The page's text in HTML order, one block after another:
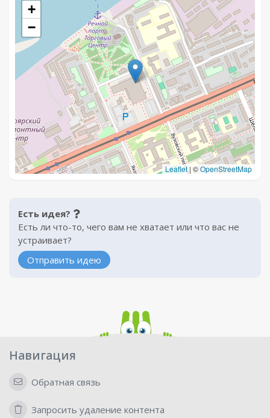
+
−
Leaflet | ©OpenStreetMap
Есть идея?
Есть ли что-то, чего вам не хватает или что вас не
устраивает?
Отправить идею
Навигация
Обратная связь
Запросить удаление контента